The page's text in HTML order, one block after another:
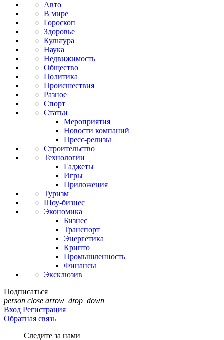
Авто
В мире
Гороскоп
Здоровье
Культура
Наука
Недвижимость
Общество
Политика
Происшествия
Разное
Спорт
Статьи
Мероприятия
Новости компаний
Пресс-релизы
Строительство
Технологии
Гаджеты
Игры
Приложения
Туризм
Шоу-бизнес
Экономика
Бизнес
Транспорт
Энергетика
Крипто
Промышленность
Финансы
Эксклюзив
Подписаться
person close arrow_drop_down
Вход Регистрация
Обратная связь
Следите за нами